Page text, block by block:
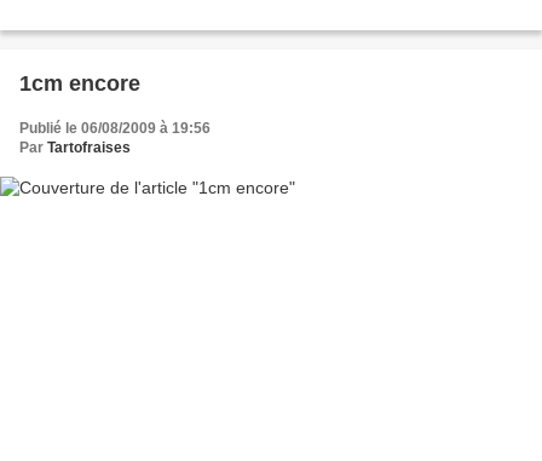
1cm encore
Publié le 06/08/2009 à 19:56
Par Tartofraises